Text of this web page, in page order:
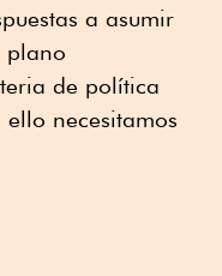
a asumir
plano
de política
necesitamos